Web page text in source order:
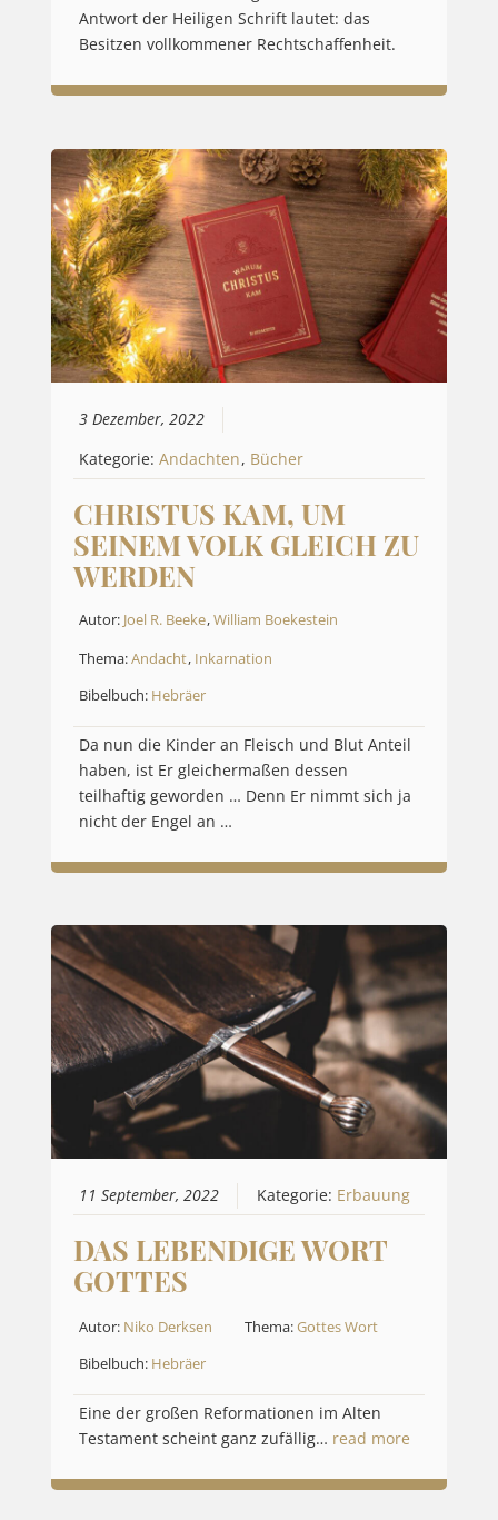
Antwort der Heiligen Schrift lautet: das
Besitzen vollkommener Rechtschaffenheit.
3 Dezember, 2022
Kategorie:Andachten, Bücher
CHRISTUS KAM, UM
SEINEM VOLK GLEICH ZU
WERDEN
Autor: Joel R. Beeke,William Boekestein
Thema:Andacht, Inkarnation
Bibelbuch: Hebräer
Da nun die Kinder an Fleisch und Blut Anteil
haben, ist Er gleichermaßen dessen
teilhaftig geworden … Denn Er nimmt sich ja
nicht der Engel an …
11 September, 2022 Kategorie: Erbauung
DAS LEBENDIGE WORT
GOTTES
Autor: Niko Derksen Thema:Gottes Wort
Bibelbuch: Hebräer
Eine der großen Reformationen im Alten
Testament scheint ganz zufällig… read more